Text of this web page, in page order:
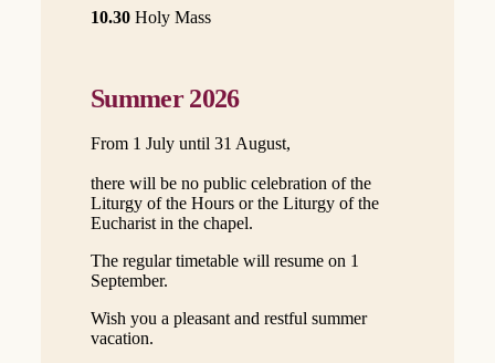
10.30Holy Mass
Summer 2026
From 1 July until 31 August,
there will be no public celebration of the
Liturgy of the Hours or the Liturgy of the
Eucharist in the chapel.
The regular timetable will resume on 1
September.
Wish you a pleasant and restful summer
vacation.